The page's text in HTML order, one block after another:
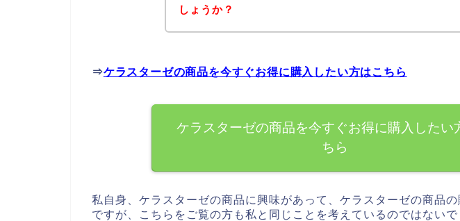
しょうか？
⇒ケラスターゼの商品を今すぐお得に購入したい方はこちら
ケラスターゼの商品を今すぐお得に購入したい
ちら
私自身、ケラスターゼの商品に興味があって、ケラスターゼの商品
ですが、こちらをご覧の方も私と同じことを考えているのではないで